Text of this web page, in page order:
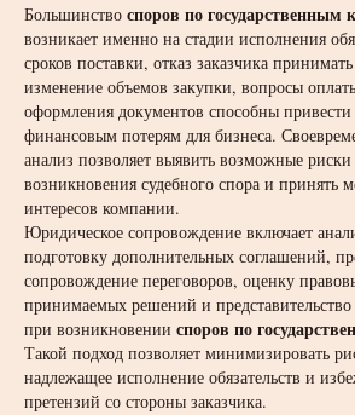
Большинство споров по государственным
возникает именно на стадии исполнения
сроков поставки, отказ заказчика принимать
изменение объемов закупки, вопросы
оформления документов способны
финансовым потерям для бизнеса.
анализ позволяет выявить возможные
возникновения судебного спора и принять
интересов компании.
Юридическое сопровождение включает
подготовку дополнительных соглашений,
сопровождение переговоров, оценку
принимаемых решений и представительство
при возникновении споров по
Такой подход позволяет минимизировать
надлежащее исполнение обязательств и
претензий со стороны заказчика.